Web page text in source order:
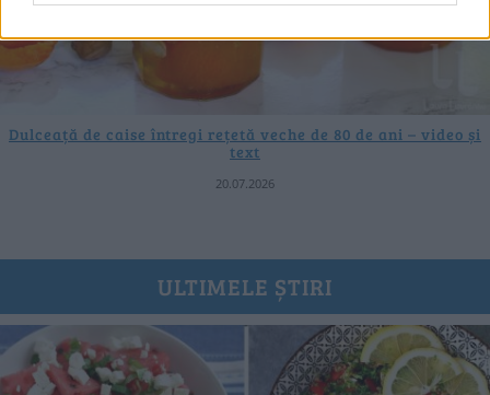
Dulceață de caise întregi rețetă veche de 80 de ani – video și
text
20.07.2026
ULTIMELE ȘTIRI